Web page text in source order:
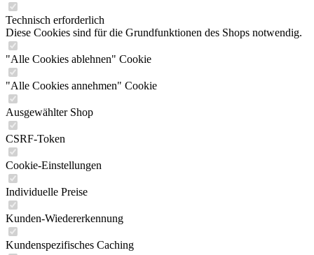
Technisch erforderlich
Diese Cookies sind für die Grundfunktionen des Shops notwendig.
"Alle Cookies ablehnen" Cookie
"Alle Cookies annehmen" Cookie
Ausgewählter Shop
CSRF-Token
Cookie-Einstellungen
Individuelle Preise
Kunden-Wiedererkennung
Kundenspezifisches Caching